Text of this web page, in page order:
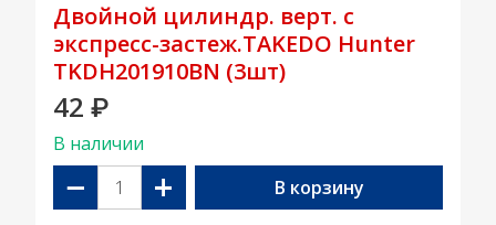
Двойной цилиндр. верт. с
экспресс-застеж.TAKEDO Hunter
TKDH201910BN (3шт)
42 ₽
В наличии
− + В корзину